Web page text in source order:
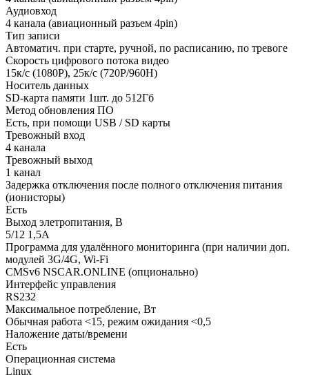
Аудиовход
4 канала (авиационный разъем 4pin)
Тип записи
Автоматич. при старте, ручной, по расписанию, по тревоге
Скорость цифрового потока видео
15к/с (1080P), 25к/с (720P/960Н)
Носитель данных
SD-карта памяти 1шт. до 512Гб
Метод обновления ПО
Есть, при помощи USB / SD карты
Тревожный вход
4 канала
Тревожный выход
1 канал
Задержка отключения после полного отключения питания
(ионисторы)
Есть
Выход элетропитания, В
5/12 1,5А
Программа для удалённого мониторинга (при наличии доп.
модулей 3G/4G, Wi-Fi
CMSv6 NSCAR.ONLINE (опционально)
Интерфейс управления
RS232
Максимальное потребление, Вт
Обычная работа <15, режим ожидания <0,5
Наложение даты/времени
Есть
Операционная система
Linux